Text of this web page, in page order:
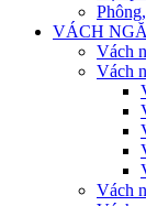
VÁCH
Vách
Vách
Vách